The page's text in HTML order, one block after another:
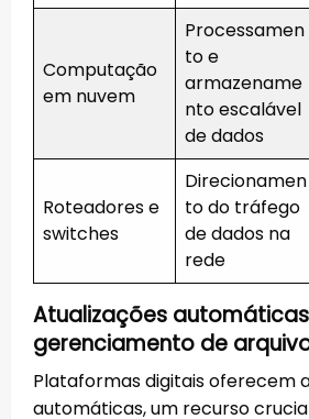
Computação
em nuvem
Processamen
to e
armazename
nto escalável
de dados
Roteadores e
switches
Direcionamen
to do tráfego
de dados na
rede
Atualizações
gerenciamento de
Plataformas digitais oferecem
automáticas, um recurso